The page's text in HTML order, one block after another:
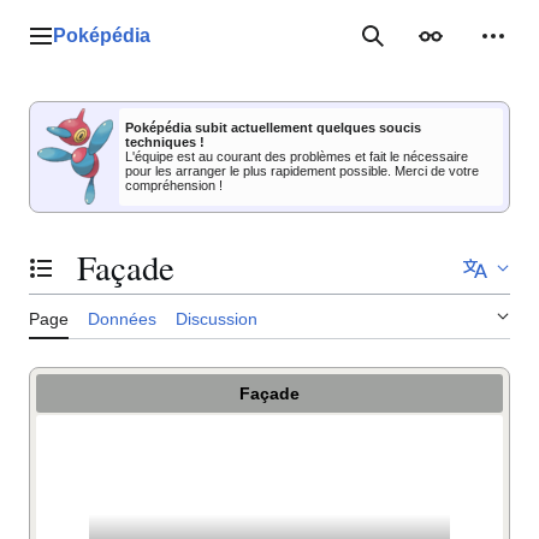
Menu principal
Poképédia RechercherApparence
Poképédia subit actuellement quelques soucis
techniques !
L'équipe est au courant des problèmes et fait le nécessaire
pour les arranger le plus rapidement possible. Merci de votre
compréhension !
Basculer la table des matières
Façade
Page Données Discussion
Façade